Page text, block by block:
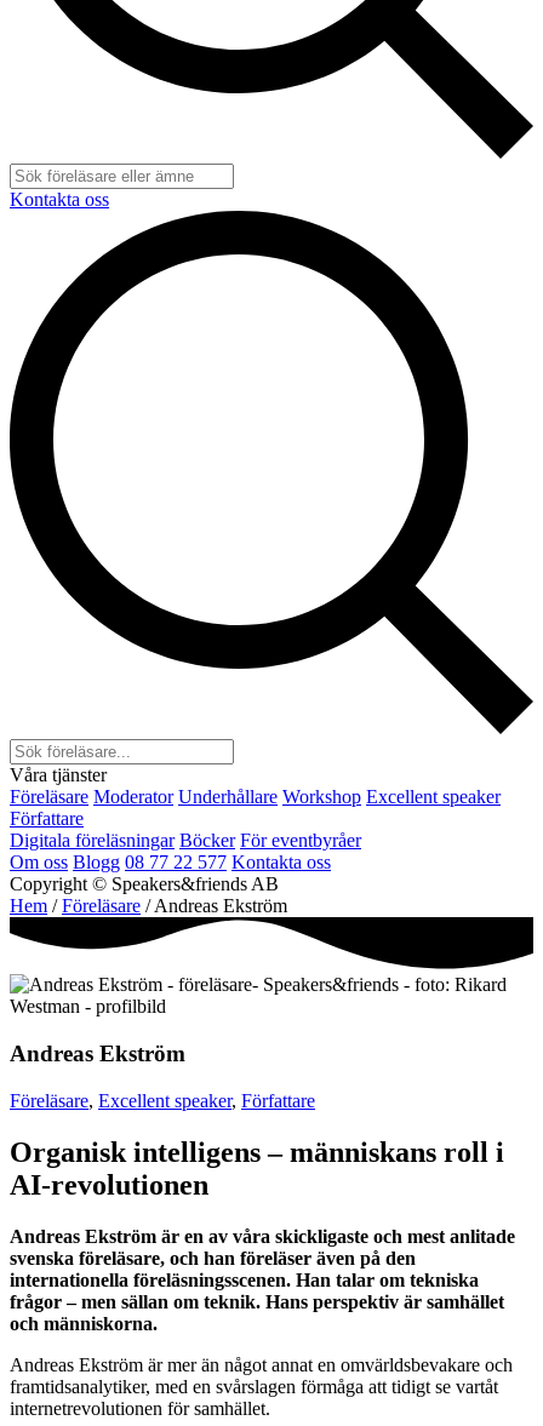
Kontakta oss
Våra tjänster
Föreläsare Moderator Underhållare Workshop Excellent speaker
Författare
Digitala föreläsningar Böcker För eventbyråer
Om oss Blogg 08 77 22 577 Kontakta oss
Copyright © Speakers&friends AB
Hem /Föreläsare / Andreas Ekström
Andreas Ekström
Föreläsare, Excellent speaker, Författare
Organisk intelligens – människans roll i
AI-revolutionen
Andreas Ekström är en av våra skickligaste och mest anlitade
svenska föreläsare, och han föreläser även på den
internationella föreläsningsscenen. Han talar om tekniska
frågor – men sällan om teknik. Hans perspektiv är samhället
och människorna.
Andreas Ekström är mer än något annat en omvärldsbevakare och
framtidsanalytiker, med en svårslagen förmåga att tidigt se vartåt
internetrevolutionen för samhället.